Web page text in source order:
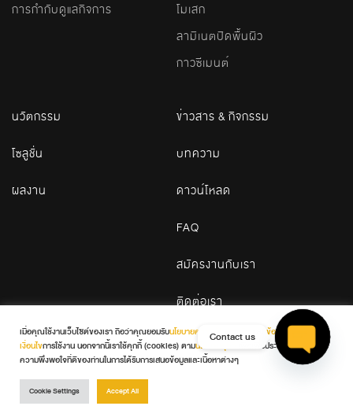
การกำกับดูแลกิจการ
โมเสก
ลามิเนตปิดพื้นผิว
กาวซีเมนต์
นวัตกรรม
โซลูชั่น
ผลงาน
ข่าวสาร & กิจกรรม
บทความ
ดาวน์โหลด
FAQ
สมัครงานกับเรา
ติดต่อเรา
© 2026 WDC. All Rights Reserved
เมื่อคุณใช้งานเว็บไซต์ของเรา ถือว่าคุณยอมรับนโยบายความเป็นส่วนตัว
ข้อกำหนดและ
เงื่อนไขการใช้งาน นอกจากนี้เราใช้คุกกี้ (cookies) ตามนโยบายคุกกี้
เพื่อเพิ่มประสบการณ์และ
ความพึงพอใจที่ดีของท่านในการได้รับการเสนอข้อมูลและเนื้อหาต่างๆ
Cookie Settings Accept All
Contact us